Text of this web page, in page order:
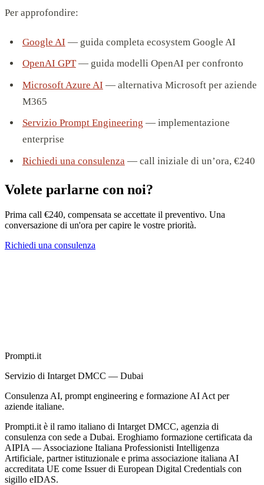
Per approfondire:
Google AI — guida completa ecosystem Google AI
OpenAI GPT— guida modelli OpenAI per confronto
Microsoft Azure AI — alternativa Microsoft per aziende
M365
Servizio Prompt Engineering — implementazione
enterprise
Richiedi una consulenza — call iniziale di un’ora, €240
Volete parlarne con noi?
Prima call €240, compensata se accettate il preventivo. Una
conversazione di un'ora per capire le vostre priorità.
Richiedi una consulenza
Prompti.it
Servizio di Intarget DMCC — Dubai
Consulenza AI, prompt engineering e formazione AI Act per
aziende italiane.
Prompti.it è il ramo italiano di Intarget DMCC, agenzia di
consulenza con sede a Dubai. Eroghiamo formazione certificata da
AIPIA — Associazione Italiana Professionisti Intelligenza
Artificiale, partner istituzionale e prima associazione italiana AI
accreditata UE come Issuer di European Digital Credentials con
sigillo eIDAS.